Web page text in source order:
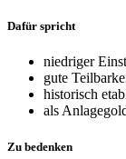
Dafür spricht
niedriger
gute
historisch
als
Zu bedenken